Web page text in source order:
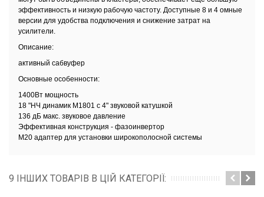
эффективность и низкую рабочую частоту. Доступные 8 и 4 омные
версии для удобства подключения и снижение затрат на
усилители.
Описание:
активный сабвуфер
Основные особенности:
1400Вт мощность
18 "НЧ динамик M1801 с 4" звуковой катушкой
136 дБ макс. звуковое давление
Эффективная конструкция - фазоинвертор
М20 адаптер для установки широкополосной системы
9 ІНШИХ ТОВАРІВ В ЦІЙ КАТЕГОРІЇ: